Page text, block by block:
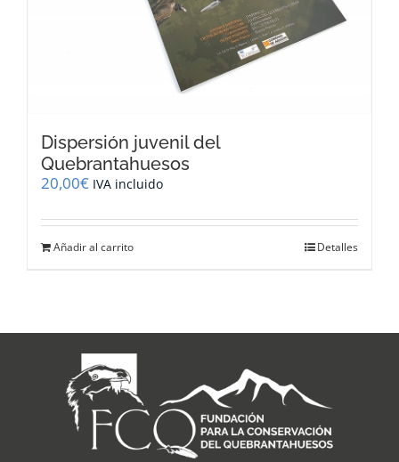
Dispersión juvenil del
Quebrantahuesos
20,00€ IVA incluido
Añadir al carrito Detalles